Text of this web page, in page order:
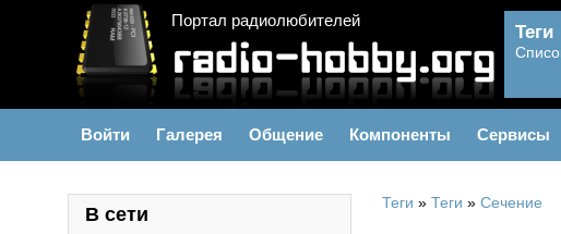
Портал радиолюбителей
Теги
Войти Галерея Общение Компоненты Сервисы
В сети
Теги » Теги » Сечение